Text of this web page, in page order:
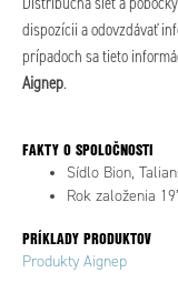
dispozícii a odovzdávať
prípadoch sa tieto
Aignep.
FAKTY O SPOLOČNOSTI
Sídlo Bion,
Rok založenia
PRÍKLADY PRODUKTOV
Produkty Aignep